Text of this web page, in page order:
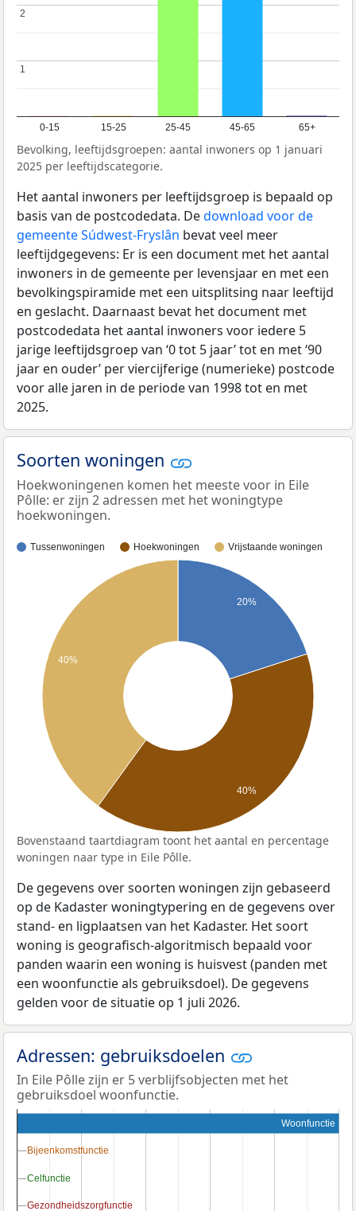
0-15 15-25 25-45 45-65 65+
1
1
2
2
Bevolking, leeftijdsgroepen: aantal inwoners op 1 januari
2025 per leeftijdscategorie.
Het aantal inwoners per leeftijdsgroep is bepaald op
basis van de postcodedata. Dedownload voor de
gemeente Súdwest-Fryslân bevat veel meer
leeftijdgegevens: Er is een document met het aantal
inwoners in de gemeente per levensjaar en met een
bevolkingspiramide met een uitsplitsing naar leeftijd
en geslacht. Daarnaast bevat het document met
postcodedata het aantal inwoners voor iedere 5
jarige leeftijdsgroep van ‘0 tot 5 jaar’ tot en met ‘90
jaar en ouder’ per viercijferige (numerieke) postcode
voor alle jaren in de periode van 1998 tot en met
2025.
Soorten woningen
Hoekwoningenen komen het meeste voor in Eile
Pôlle: er zijn 2 adressen met het woningtype
hoekwoningen.
Tussenwoningen Hoekwoningen Vrijstaande woningen
20%
40%
40%
Bovenstaand taartdiagram toont het aantal en percentage
woningen naar type in Eile Pôlle.
De gegevens over soorten woningen zijn gebaseerd
op de Kadaster woningtypering en de gegevens over
stand- en ligplaatsen van het Kadaster. Het soort
woning is geografisch-algoritmisch bepaald voor
panden waarin een woning is huisvest (panden met
een woonfunctie als gebruiksdoel). De gegevens
gelden voor de situatie op 1 juli 2026.
Adressen: gebruiksdoelen
In Eile Pôlle zijn er 5 verblijfsobjecten met het
gebruiksdoel woonfunctie.
Woonfunctie
Bijeenkomstfunctie
Bijeenkomstfunctie
Celfunctie
Celfunctie
Gezondheidszorgfunctie
Gezondheidszorgfunctie